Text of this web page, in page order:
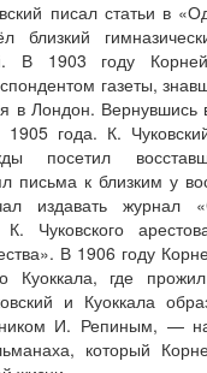
писал статьи в
близкий
В 1903 году
газеты,
в Лондон. Вернувшись
года. К.
посетил
письма к близким у
издавать журнал
К. Чуковского
В 1906 году
Куоккала, где
и Куоккала
И. Репиным, —
который